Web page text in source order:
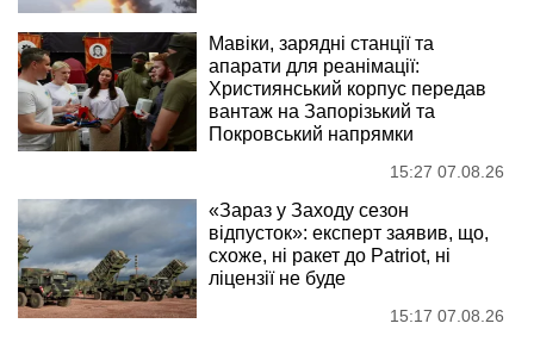
Мавіки, зарядні станції та
апарати для реанімації:
Християнський корпус передав
вантаж на Запорізький та
Покровський напрямки
15:27 07.08.26
«Зараз у Заходу сезон
відпусток»: експерт заявив, що,
схоже, ні ракет до Patriot, ні
ліцензії не буде
15:17 07.08.26